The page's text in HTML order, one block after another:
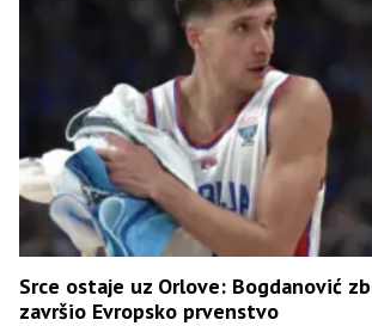
Srce ostaje uz Orlove: Bogdanović
završio Evropsko prvenstvo